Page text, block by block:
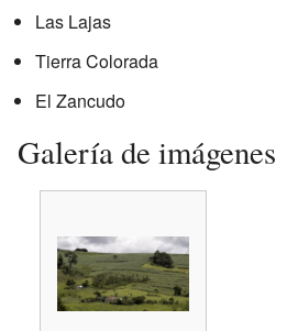
Las Lajas
Tierra Colorada
El Zancudo
Galería de imágenes